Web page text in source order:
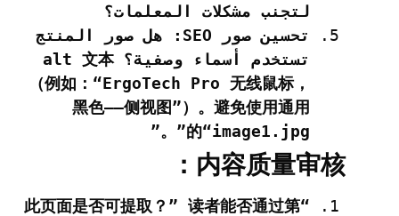
لتجنب مشكلات المعلمات؟
تحسين صور SEO:
هل صور المنتج
تستخدم أسماء وصفية؟
alt 文本
（例如：“ErgoTech Pro 无线鼠标，
黑色——侧视图”）。避免使用通用
的“image1.jpg”。”
内容质量审核：
“此页面是否可提取？”
读者能否通过第